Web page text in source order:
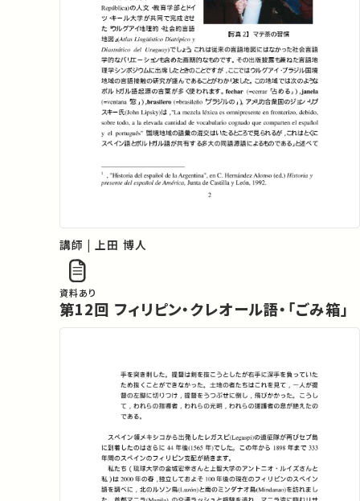
講師 | 上田 博人
資料あり
第12回 フィリピン・クレオール語・「ごみ箱」